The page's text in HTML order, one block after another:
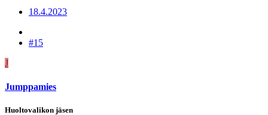
18.4.2023
#15
J
Jumppamies
Huoltovalikon jäsen